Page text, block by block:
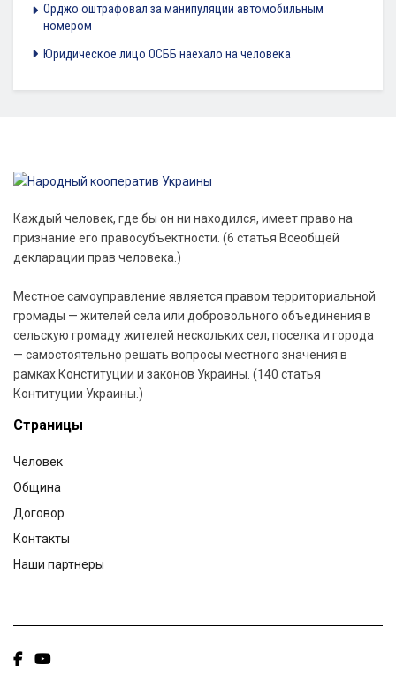
Орджо оштрафовал за манипуляции автомобильным
номером
Юридическое лицо ОСББ наехало на человека
Каждый человек, где бы он ни находился, имеет право на
признание его правосубъектности. (6 статья Всеобщей
декларации прав человека.)
Местное самоуправление является правом территориальной
громады — жителей села или добровольного объединения в
сельскую громаду жителей нескольких сел, поселка и города
— самостоятельно решать вопросы местного значения в
рамках Конституции и законов Украины. (140 статья
Контитуции Украины.)
Страницы
Человек
Община
Договор
Контакты
Наши партнеры